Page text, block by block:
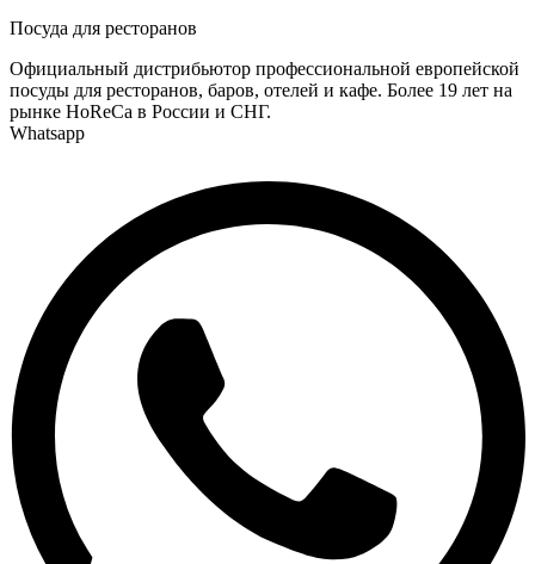
Посуда для ресторанов
Официальный дистрибьютор профессиональной европейской
посуды для ресторанов, баров, отелей и кафе. Более 19 лет на
рынке HoReCa в России и СНГ.
Whatsapp